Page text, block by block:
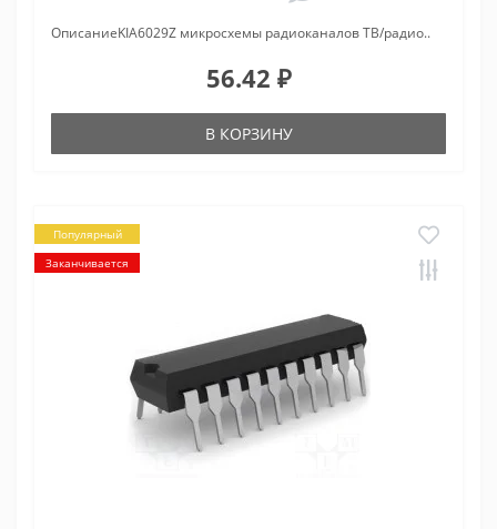
ОписаниеKIA6029Z микросхемы радиоканалов ТВ/радио..
56.42 ₽
В КОРЗИНУ
Популярный
Заканчивается